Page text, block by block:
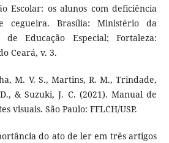
Escolar: os alunos com deficiência
cegueira. Brasília: Ministério da
de Educação Especial; Fortaleza:
Ceará, v. 3.
M. V. S., Martins, R. M., Trindade,
& Suzuki, J. C. (2021). Manual de
visuais. São Paulo: FFLCH/USP.
do ato de ler em três artigos